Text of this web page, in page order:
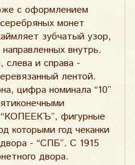
с оформлением
монет
зубчатый узор,
внутрь.
слева и справа -
лентой.
цифра номинала “10”
“КОПЕЕКЪ”, фигурные
которыми год чеканки
- “СПБ”. С 1915
двора.